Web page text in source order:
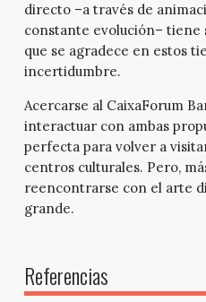
directo –a través de
constante evolución– tiene
que se agradece en estos
incertidumbre.
Acercarse al CaixaForum
interactuar con ambas
perfecta para volver a
centros culturales. Pero,
reencontrarse con el arte
grande.
Referencias